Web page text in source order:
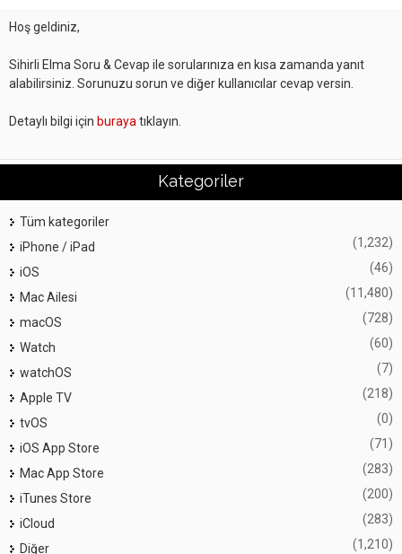
Hoş geldiniz,
Sihirli Elma Soru & Cevap ile sorularınıza en kısa zamanda yanıt
alabilirsiniz. Sorunuzu sorun ve diğer kullanıcılar cevap versin.
Detaylı bilgi için buraya tıklayın.
Kategoriler
Tüm kategoriler
iPhone / iPad
(1,232)
iOS (46)
Mac Ailesi (11,480)
macOS (728)
Watch (60)
watchOS (7)
Apple TV (218)
tvOS (0)
iOS App Store (71)
Mac App Store (283)
iTunes Store (200)
iCloud (283)
Diğer (1,210)